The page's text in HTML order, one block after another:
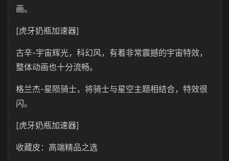
画。
[虎牙奶瓶加速器]
古辛-宇宙辉光，科幻风，有着非常震撼的宇宙特效，
整体动画也十分流畅。
格兰杰-星陨骑士，将骑士与星空主题相结合，特效很
闪。
[虎牙奶瓶加速器]
收藏皮：高端精品之选